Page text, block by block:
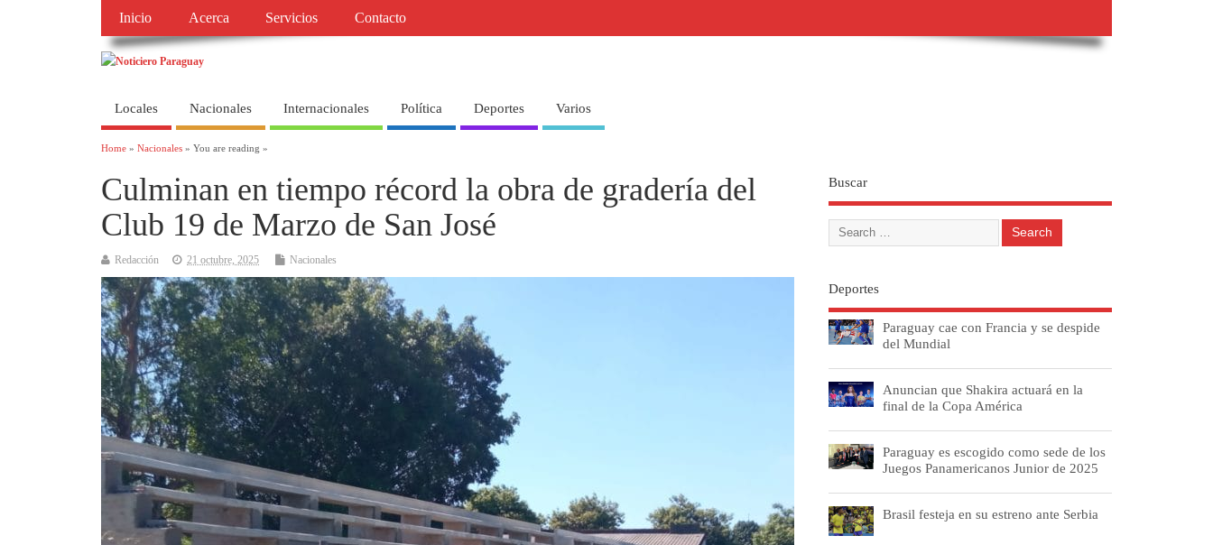
Inicio Acerca Servicios Contacto
Locales Nacionales Internacionales Política Deportes Varios
Home » Nacionales » You are reading »
Culminan en tiempo récord la obra de gradería del
Club 19 de Marzo de San José
Redacción 21 octubre, 2025 Nacionales
Buscar
Deportes
Paraguay cae con Francia y se despide
del Mundial
Anuncian que Shakira actuará en la
final de la Copa América
Paraguay es escogido como sede de los
Juegos Panamericanos Junior de 2025
Brasil festeja en su estreno ante Serbia